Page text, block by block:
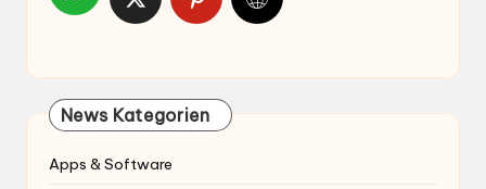
News Kategorien
Apps & Software